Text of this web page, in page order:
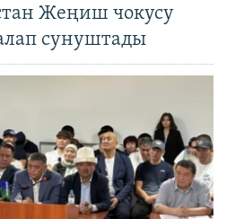
Жеңиш чокусу
сунуштады